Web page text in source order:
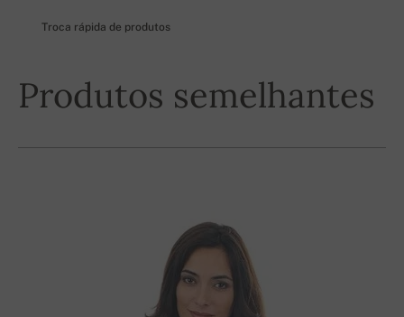
Troca rápida de produtos
Produtos semelhantes